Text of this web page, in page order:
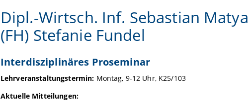
Dipl.-Wirtsch. Inf. Sebastian
(FH) Stefanie Fundel
Interdisziplinäres Proseminar
Lehrveranstaltungstermin: Montag, 9-12 Uhr, K25/103
Aktuelle Mitteilungen: